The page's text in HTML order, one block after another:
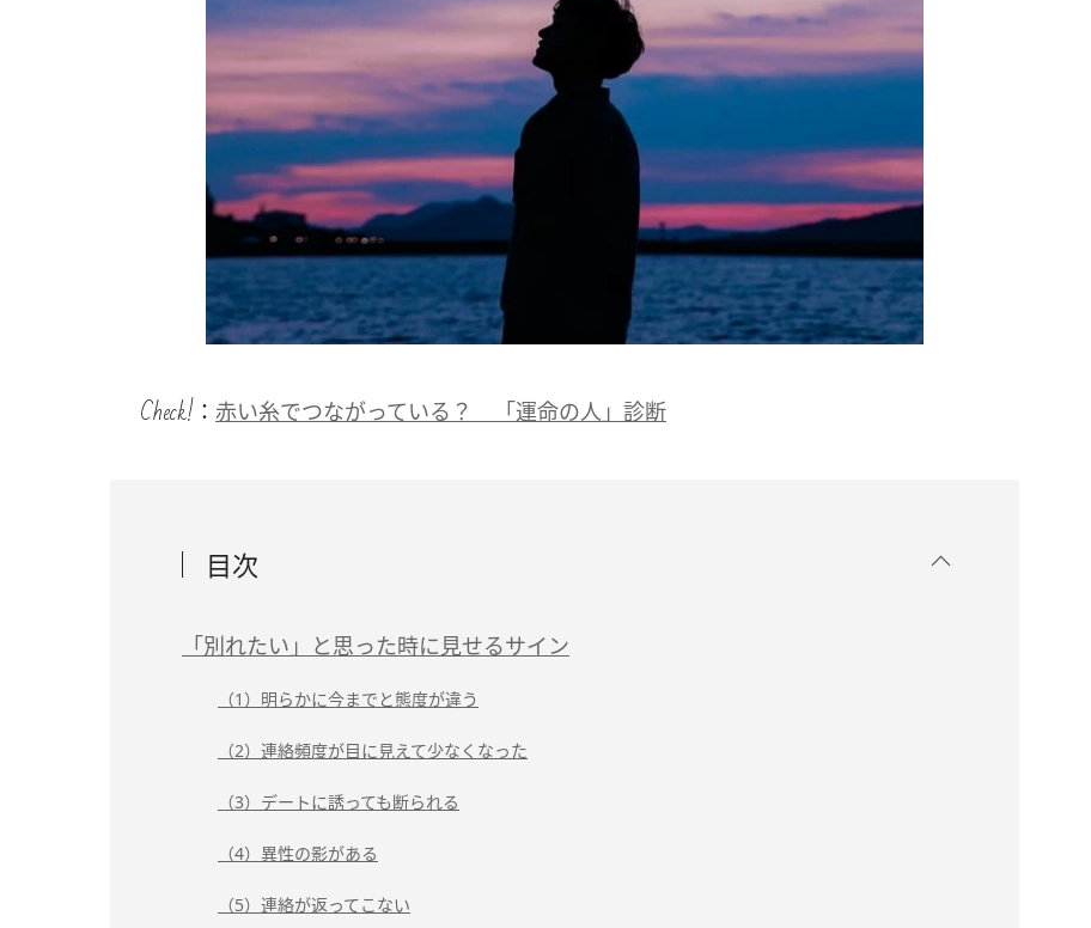
Check! ： 赤い糸でつながっている？ 「運命の人」診断
目次
「別れたい」と思った時に見せるサイン
（1）明らかに今までと態度が違う
（2）連絡頻度が目に見えて少なくなった
（3）デートに誘っても断られる
（4）異性の影がある
（5）連絡が返ってこない